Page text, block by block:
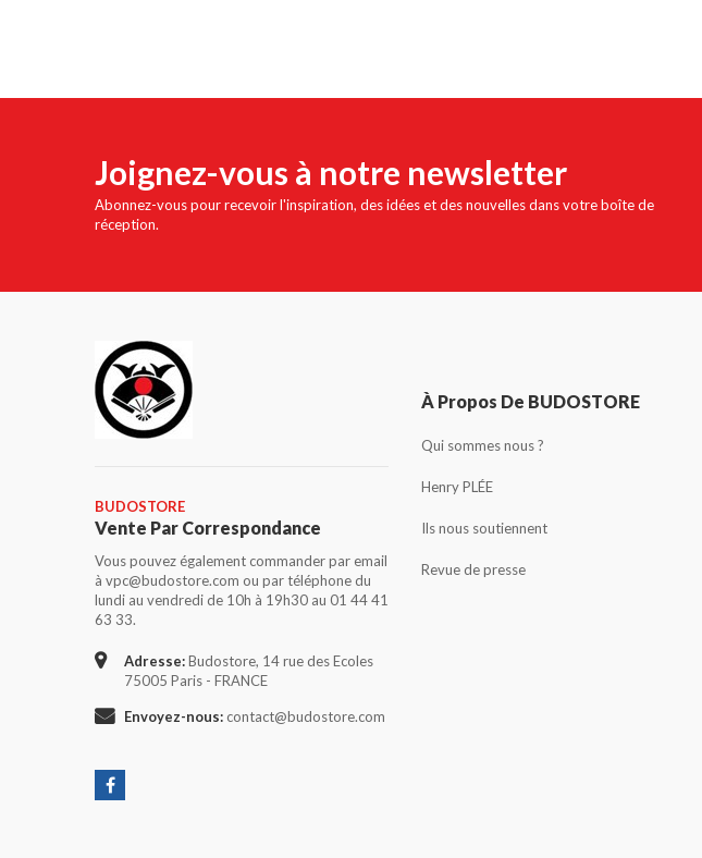
Joignez-vous à notre newsletter
Abonnez-vous pour recevoir l'inspiration, des idées et des nouvelles dans votre boîte de
réception.
BUDOSTORE
Vente Par Correspondance
Vous pouvez également commander par email
à vpc@budostore.com ou par téléphone du
lundi au vendredi de 10h à 19h30 au 01 44 41
63 33.
Adresse:Budostore, 14 rue des Ecoles
75005 Paris - FRANCE
Envoyez-nous: contact@budostore.com
À Propos De BUDOSTORE
Qui sommes nous ?
Henry PLÉE
Ils nous soutiennent
Revue de presse